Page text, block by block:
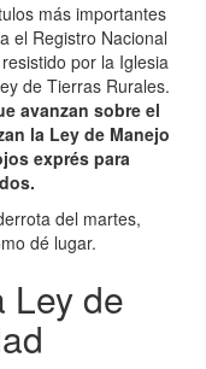
más importantes
el Registro Nacional
por la Iglesia
de Tierras Rurales.
avanzan sobre el
la Ley de Manejo
exprés para
del martes,
dé lugar.
Ley de